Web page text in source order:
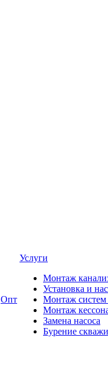
Опт
Услуги
Монтаж
Установка и
Монтаж систем
Монтаж
Замена насоса
Бурение